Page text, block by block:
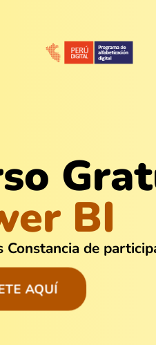
BI
Constancia de
AQUÍ